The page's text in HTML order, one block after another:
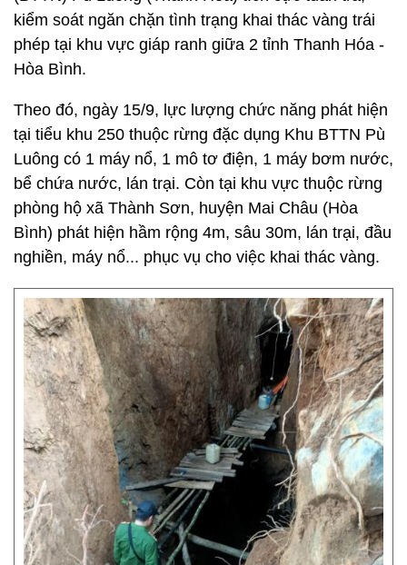
kiểm soát ngăn chặn tình trạng khai thác vàng trái
phép tại khu vực giáp ranh giữa 2 tỉnh Thanh Hóa -
Hòa Bình.
Theo đó, ngày 15/9, lực lượng chức năng phát hiện
tại tiểu khu 250 thuộc rừng đặc dụng Khu BTTN Pù
Luông có 1 máy nổ, 1 mô tơ điện, 1 máy bơm nước,
bể chứa nước, lán trại. Còn tại khu vực thuộc rừng
phòng hộ xã Thành Sơn, huyện Mai Châu (Hòa
Bình) phát hiện hầm rộng 4m, sâu 30m, lán trại, đầu
nghiền, máy nổ... phục vụ cho việc khai thác vàng.